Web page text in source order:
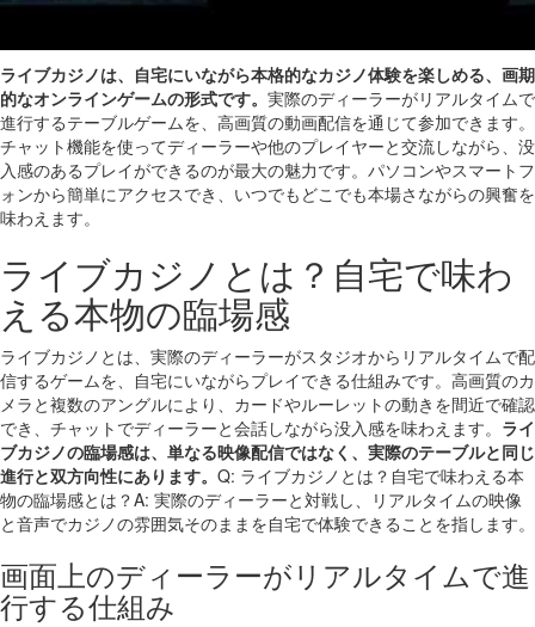
ライブカジノは、自宅にいながら本格的なカジノ体験を楽しめる、画期
的なオンラインゲームの形式です。 実際のディーラーがリアルタイムで
進行するテーブルゲームを、高画質の動画配信を通じて参加できます。
チャット機能を使ってディーラーや他のプレイヤーと交流しながら、没
入感のあるプレイができるのが最大の魅力です。パソコンやスマートフ
ォンから簡単にアクセスでき、いつでもどこでも本場さながらの興奮を
味わえます。
ライブカジノとは？自宅で味わ
える本物の臨場感
ライブカジノとは、実際のディーラーがスタジオからリアルタイムで配
信するゲームを、自宅にいながらプレイできる仕組みです。高画質のカ
メラと複数のアングルにより、カードやルーレットの動きを間近で確認
でき、チャットでディーラーと会話しながら没入感を味わえます。 ライ
ブカジノの臨場感は、単なる映像配信ではなく、実際のテーブルと同じ
進行と双方向性にあります。 Q: ライブカジノとは？自宅で味わえる本
物の臨場感とは？A: 実際のディーラーと対戦し、リアルタイムの映像
と音声でカジノの雰囲気そのままを自宅で体験できることを指します。
画面上のディーラーがリアルタイムで進
行する仕組み